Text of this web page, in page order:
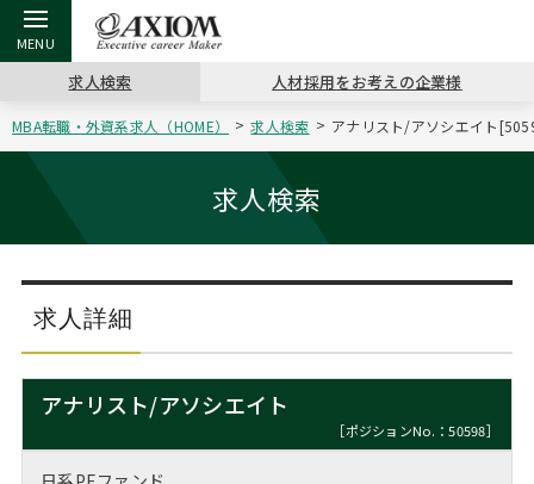
戻る
アクシアムの特長
戻る
コンサ
サービス案内
戻る
キャリ
コンサルタントの紹介
戻る
キャリア支援 TOP
キャリアデザイン講座
（最新求人市場動向）
戻る
MBAの
おわり
ステージ別アドバイス
MBAの転職事例
MBAからのFAQ
戻る
日本か
戻る
転職ツール TOP
英文レジュメの書き方
戻る
パワー
職務経歴書の書き方
戻る
転職コラム TOP
“展”職相談室
転職市場の明日をよめ
戻る
イベント・セミナー TOP
ジョブフェア
キャリアデザインセミナー
戻る
会社概要 TOP
沿革
主なクライアント
求人検索 人材採用をお考えの企業様
MBA転職・外資系求人（HOME） 求人検索 アナリスト/アソシエイト
求人検索
求人詳細
アナリスト/アソシエイト
［ポジションNo.：50598］